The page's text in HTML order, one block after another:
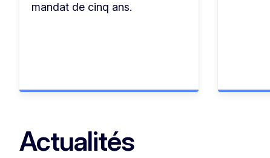
mandat de cinq ans.
Actualités